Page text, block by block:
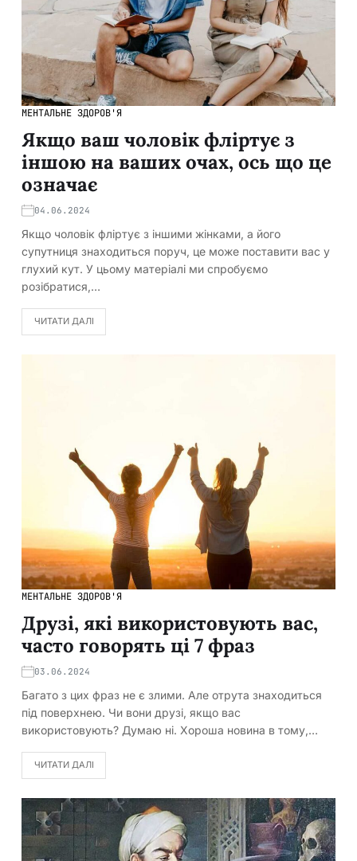
МЕНТАЛЬНЕ ЗДОРОВ'Я
Якщо ваш чоловік фліртує з
іншою на ваших очах, ось що це
означає
04.06.2024
Якщо чоловік фліртує з іншими жінками, а його
супутниця знаходиться поруч, це може поставити вас у
глухий кут. У цьому матеріалі ми спробуємо
розібратися,…
ЧИТАТИ ДАЛІ
МЕНТАЛЬНЕ ЗДОРОВ'Я
Друзі, які використовують вас,
часто говорять ці 7 фраз
03.06.2024
Багато з цих фраз не є злими. Але отрута знаходиться
під поверхнею. Чи вони друзі, якщо вас
використовують? Думаю ні. Хороша новина в тому,…
ЧИТАТИ ДАЛІ